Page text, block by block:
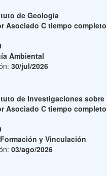
de Geología
Asociado C tiempo completo
Ambiental
30/jul/2026
de Investigaciones
Asociado C tiempo completo
y Vinculación
03/ago/2026